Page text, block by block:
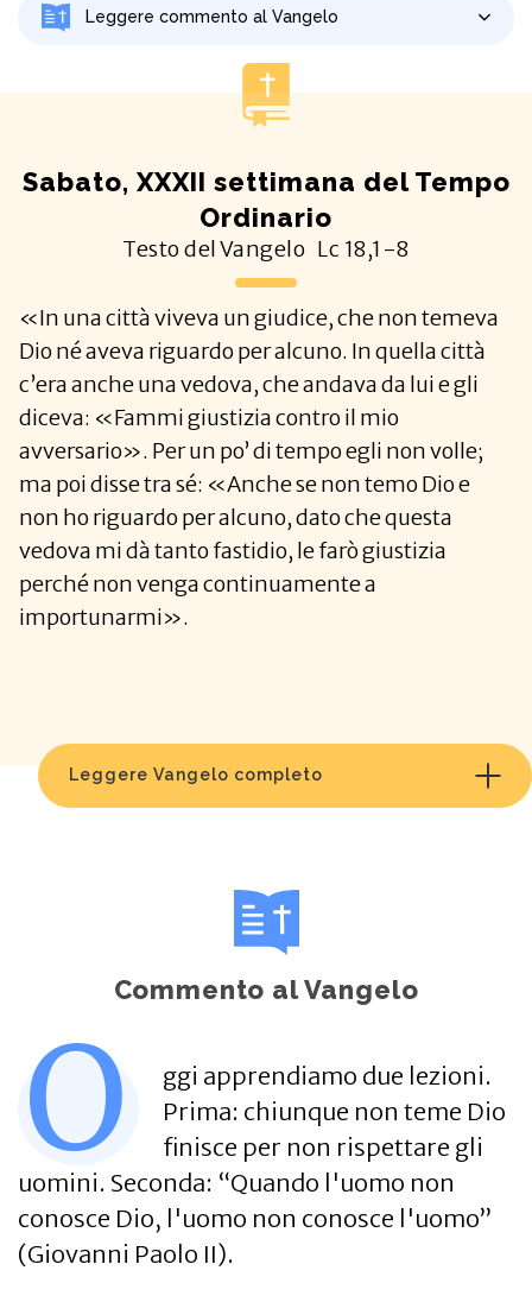
Leggere commento al Vangelo
Sabato, XXXII settimana del Tempo
Ordinario
Testo del Vangelo Lc 18,1-8
«In una città viveva un giudice, che non temeva
Dio né aveva riguardo per alcuno. In quella città
c’era anche una vedova, che andava da lui e gli
diceva: «Fammi giustizia contro il mio
avversario». Per un po’ di tempo egli non volle;
ma poi disse tra sé: «Anche se non temo Dio e
non ho riguardo per alcuno, dato che questa
vedova mi dà tanto fastidio, le farò giustizia
perché non venga continuamente a
importunarmi».
Leggere Vangelo completo
Commento al Vangelo
O
ggi apprendiamo due lezioni.
Prima: chiunque non teme Dio
finisce per non rispettare gli
uomini. Seconda: “Quando l'uomo non
conosce Dio, l'uomo non conosce l'uomo”
(Giovanni Paolo II).